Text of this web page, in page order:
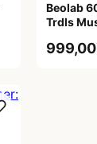
Beolab
Trdls